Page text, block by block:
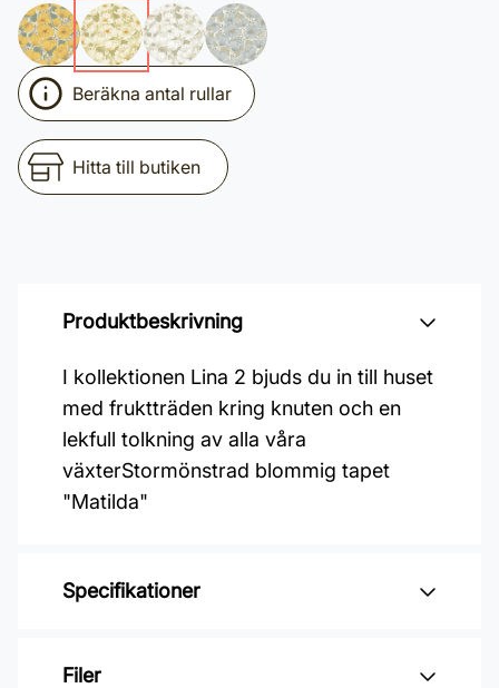
Beräkna antal rullar
Hitta till butiken
Produktbeskrivning
I kollektionen Lina 2 bjuds du in till huset
med fruktträden kring knuten och en
lekfull tolkning av alla våra
växterStormönstrad blommig tapet
"Matilda"
Specifikationer
Varumärke: Midbec Tapeter
Filer